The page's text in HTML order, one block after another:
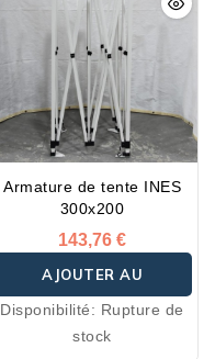
Armature de tente INES
300x200
143,76 €
AJOUTER AU
PANIER
Disponibilité: Rupture de
stock